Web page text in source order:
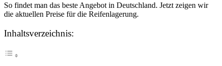
So findet man das beste Angebot in Deutschland. Jetzt zeigen wir
die aktuellen Preise für die Reifenlagerung.
Inhaltsverzeichnis: